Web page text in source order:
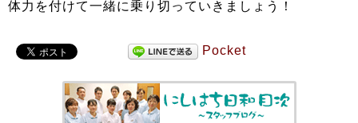
体力を付けて一緒に乗り切っていきましょう！
Pocket